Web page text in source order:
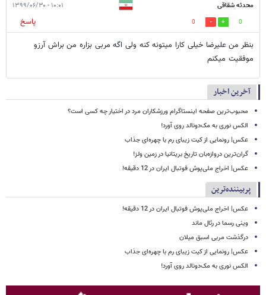
محدثه شقاقی ۱۰:۰۱ - ۱۳۹۹/۰۶/۳۰
0
0
پاسخ
بنظر من علیرضا خیلی کارا میتونه کنه ولی اگه مربی بزاره من براش آرزو
موفقیت میکنم
آخرین اخبار
محبوب‌ترین صفحه اینستاگرام ورزشکاران مرد در اختیار چه کسی است؟
الکس نوری به مک‌دونالد روی آورد!
عکس| رونمایی از کیت زیبای رم با چهره‌ای جذاب
گران‌ترین دروازه‌بان تاریخ بریتانیا در زمین ولز!
عکس| اخراج ملی‌پوش فوتبال ایران در 12 دقیقه!
پربیننده‌ترین
عکس| اخراج ملی‌پوش فوتبال ایران در 12 دقیقه!
وینی رسما در رئال ماند
درگذشت مربی اسبق میلان
عکس| رونمایی از کیت زیبای رم با چهره‌ای جذاب
الکس نوری به مک‌دونالد روی آورد!